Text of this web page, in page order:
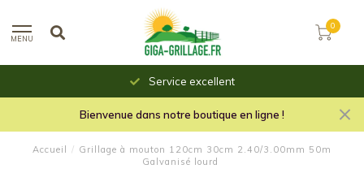
MENU
0
Service excellent
Bienvenue dans notre boutique en ligne !
Accueil / Grillage à mouton 120cm 30cm 2.40/3.00mm 50m
Galvanisé lourd